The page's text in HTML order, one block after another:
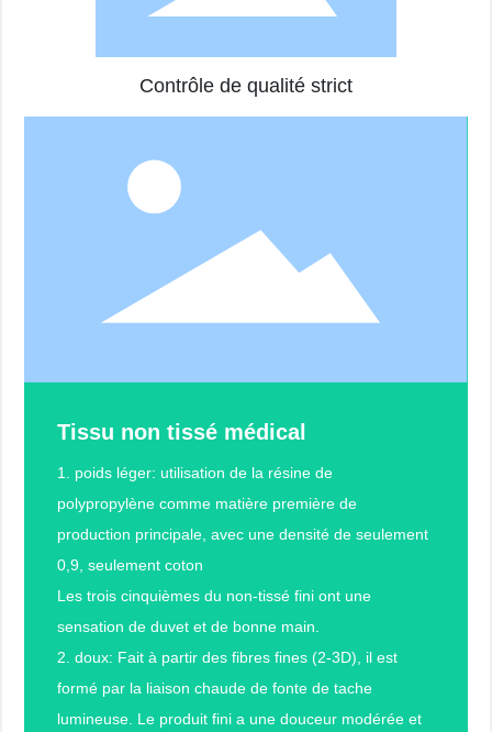
Contrôle de qualité strict
Tissu non tissé médical
1. poids léger: utilisation de la résine de
polypropylène comme matière première de
production principale, avec une densité de seulement
0,9, seulement coton
Les trois cinquièmes du non-tissé fini ont une
sensation de duvet et de bonne main.
2. doux: Fait à partir des fibres fines (2-3D), il est
formé par la liaison chaude de fonte de tache
lumineuse. Le produit fini a une douceur modérée et